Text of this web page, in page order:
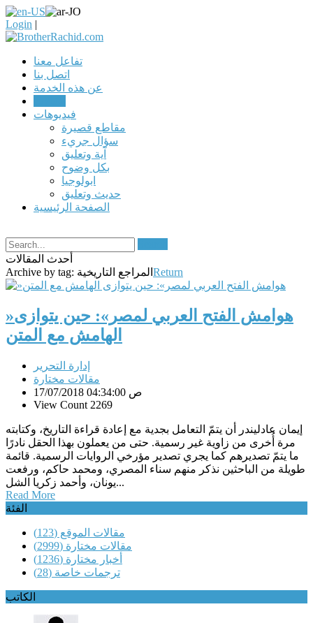
Login |
تفاعل معنا
اتصل بنا
عن هذه الخدمة
فيديوهات
مقاطع قصيرة
سؤال جريء
آية وتعليق
بكل وضوح
ابولوجيا
حديث وتعليق
الصفحة الرئيسية
أحدث المقالات
Archive by tag: المراجع التاريخية Return
»هوامش الفتح العربي لمصر»: حين يتوازى
الهامش مع المتن
إدارة التحرير
مقالات مختارة
17/07/2018 04:34:00 ص
View Count 2269
إيمان عادليندر أن يتمّ التعامل بجدية مع إعادة قراءة التاريخ، وكتابته
مرة أُخرى من زاوية غير رسمية. حتى من يعملون بهذا الحقل نادرًا
ما يتمّ تصديرهم كما يجري تصدير مؤرخي الروايات الرسمية. قائمة
طويلة من الباحثين نذكر منهم سناء المصري، ومحمد حاكم، ورفعت
يونان، وأحمد زكريا الشل...
Read More
الفئة
مقالات الموقع (123)
مقالات مختارة (2999)
أخبار مختارة (1236)
ترجمات خاصة (28)
الكاتب